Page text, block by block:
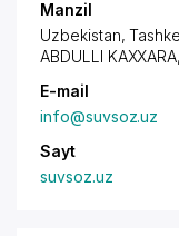
Manzil
Uzbekistan,
ABDULLI KAXXARA
E-mail
info@suvsoz.uz
Sayt
suvsoz.uz